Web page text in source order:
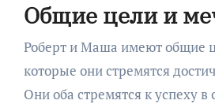
Общие цели и
Роберт и Маша имеют общие
которые они стремятся
Они оба стремятся к успеху в